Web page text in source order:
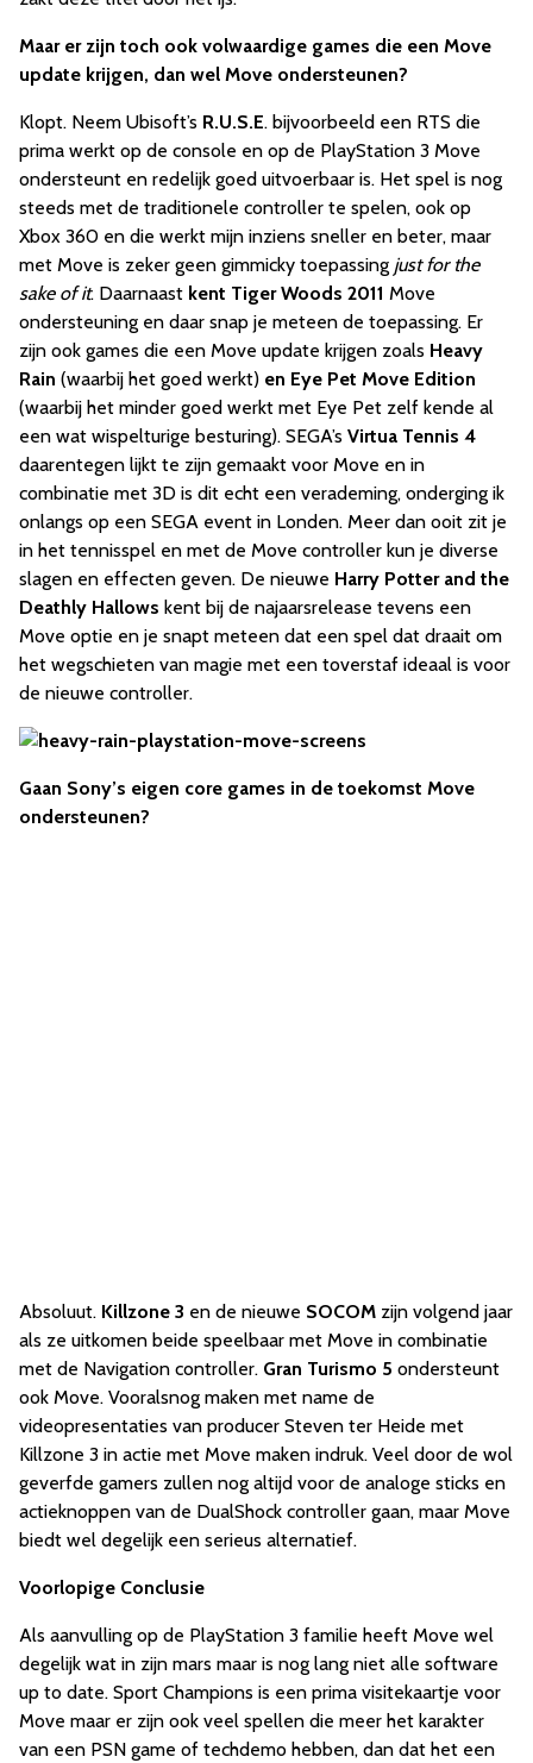
Maar er zijn toch ook volwaardige games die een Move
update krijgen, dan wel Move ondersteunen?
Klopt. Neem Ubisoft’s R.U.S.E. bijvoorbeeld een RTS die
prima werkt op de console en op de PlayStation 3 Move
ondersteunt en redelijk goed uitvoerbaar is. Het spel is nog
steeds met de traditionele controller te spelen, ook op
Xbox 360 en die werkt mijn inziens sneller en beter, maar
met Move is zeker geen gimmicky toepassing just for the
sake of it. Daarnaast kent Tiger Woods 2011 Move
ondersteuning en daar snap je meteen de toepassing. Er
zijn ook games die een Move update krijgen zoals Heavy
Rain (waarbij het goed werkt) en Eye Pet Move Edition
(waarbij het minder goed werkt met Eye Pet zelf kende al
een wat wispelturige besturing). SEGA’s Virtua Tennis 4
daarentegen lijkt te zijn gemaakt voor Move en in
combinatie met 3D is dit echt een verademing, onderging ik
onlangs op een SEGA event in Londen. Meer dan ooit zit je
in het tennisspel en met de Move controller kun je diverse
slagen en effecten geven. De nieuwe Harry Potter and the
Deathly Hallows kent bij de najaarsrelease tevens een
Move optie en je snapt meteen dat een spel dat draait om
het wegschieten van magie met een toverstaf ideaal is voor
de nieuwe controller.
Gaan Sony’s eigen core games in de toekomst Move
ondersteunen?
Absoluut. Killzone 3 en de nieuwe SOCOM zijn volgend jaar
als ze uitkomen beide speelbaar met Move in combinatie
met de Navigation controller. Gran Turismo 5 ondersteunt
ook Move. Vooralsnog maken met name de
videopresentaties van producer Steven ter Heide met
Killzone 3 in actie met Move maken indruk. Veel door de wol
geverfde gamers zullen nog altijd voor de analoge sticks en
actieknoppen van de DualShock controller gaan, maar Move
biedt wel degelijk een serieus alternatief.
Voorlopige Conclusie
Als aanvulling op de PlayStation 3 familie heeft Move wel
degelijk wat in zijn mars maar is nog lang niet alle software
up to date. Sport Champions is een prima visitekaartje voor
Move maar er zijn ook veel spellen die meer het karakter
van een PSN game of techdemo hebben, dan dat het een